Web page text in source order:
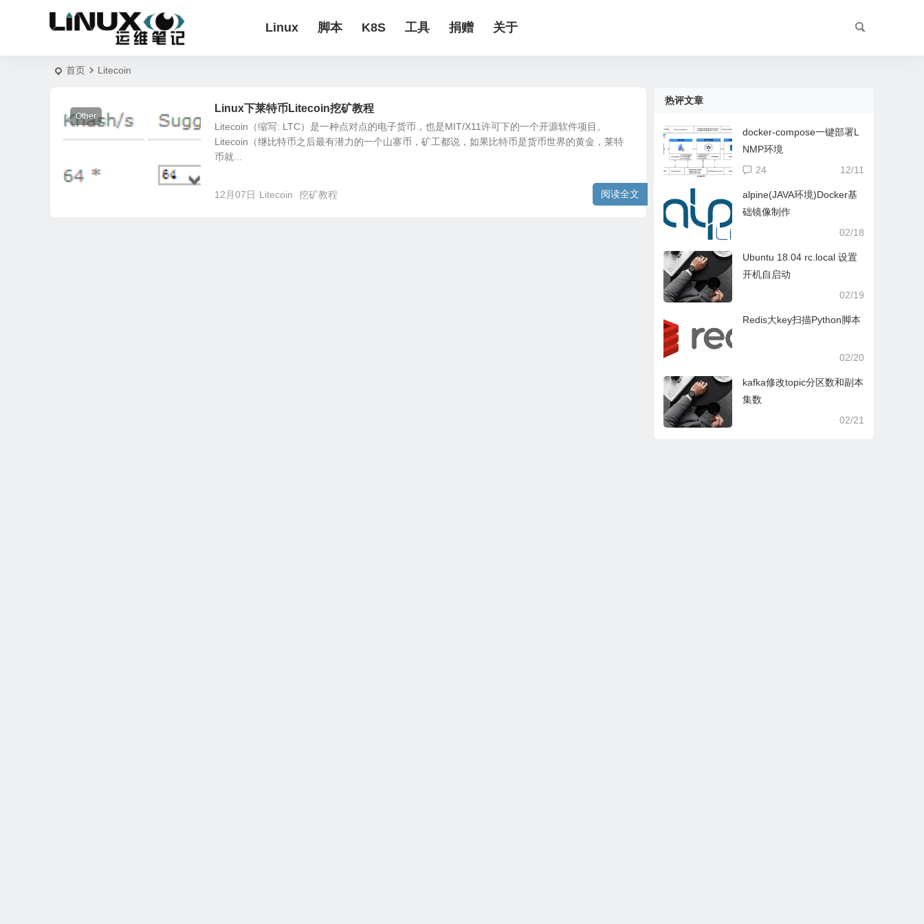
Linux 脚本 K8S 工具 捐赠 关于
首页 Litecoin
Other
Linux下莱特币Litecoin挖矿教程
Litecoin（缩写: LTC）是一种点对点的电子货币，也是MIT/X11许可下的一个开源软件项目。
Litecoin（继比特币之后最有潜力的一个山寨币，矿工都说，如果比特币是货币世界的黄金，莱特
币就...
12月07日 Litecoin 挖矿教程 阅读全文
热评文章
docker-compose一键部署L
NMP环境
12/11
24
alpine(JAVA环境)Docker基
础镜像制作
02/18
Ubuntu 18.04 rc.local 设置
开机自启动
02/19
Redis大key扫描Python脚本
02/20
kafka修改topic分区数和副本
集数
02/21